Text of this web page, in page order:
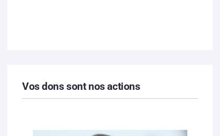
Vos dons sont nos actions